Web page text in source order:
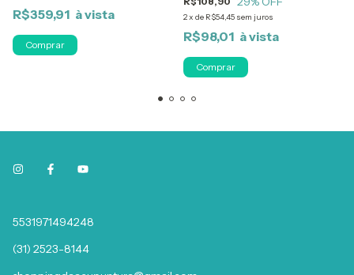
R$359,91 2x de R$54,45 sem juros
R$98,01
5531971494248
(31) 2523-8144